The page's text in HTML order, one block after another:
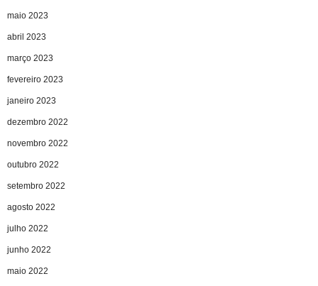
maio 2023
abril 2023
março 2023
fevereiro 2023
janeiro 2023
dezembro 2022
novembro 2022
outubro 2022
setembro 2022
agosto 2022
julho 2022
junho 2022
maio 2022